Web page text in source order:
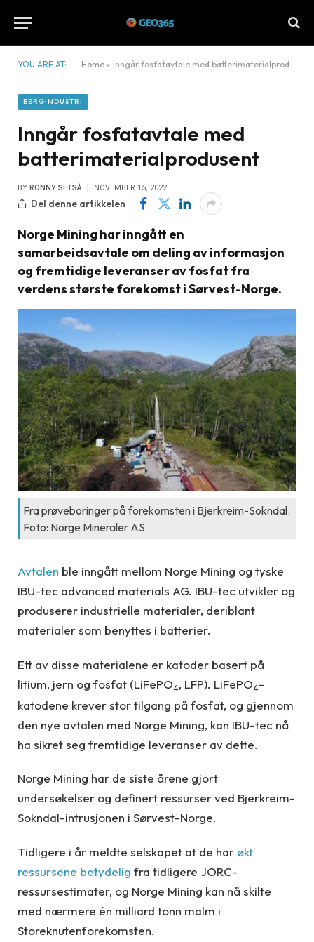
YOU ARE AT: Home » Inngår fosfatavtale med batterimaterialprodusent
BERGINDUSTRI
Inngår fosfatavtale med
batterimaterialprodusent
BY RONNY SETSÅ NOVEMBER 15, 2022
Del denne artikkelen
Norge Mining har inngått en
samarbeidsavtale om deling av informasjon
og fremtidige leveranser av fosfat fra
verdens største forekomst i Sørvest-Norge.
Fra prøveboringer på forekomsten i Bjerkreim-Sokndal.
Foto: Norge Mineraler AS
Avtalen ble inngått mellom Norge Mining og tyske
IBU-tec advanced materials AG. IBU-tec utvikler og
produserer industrielle materialer, deriblant
materialer som benyttes i batterier.
Ett av disse materialene er katoder basert på
litium, jern og fosfat (LiFePO4, LFP). LiFePO4-
katodene krever stor tilgang på fosfat, og gjennom
den nye avtalen med Norge Mining, kan IBU-tec nå
ha sikret seg fremtidige leveranser av dette.
Norge Mining har de siste årene gjort
undersøkelser og definert ressurser ved Bjerkreim-
Sokndal-intrusjonen i Sørvest-Norge.
Tidligere i år meldte selskapet at de har økt
ressursene betydelig fra tidligere JORC-
ressursestimater, og Norge Mining kan nå skilte
med nærmere én milliard tonn malm i
Storeknutenforekomsten.